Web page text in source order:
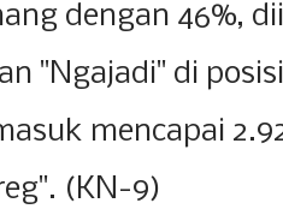
dengan 46%,
"Ngajadi" di
mencapai
(KN-9)